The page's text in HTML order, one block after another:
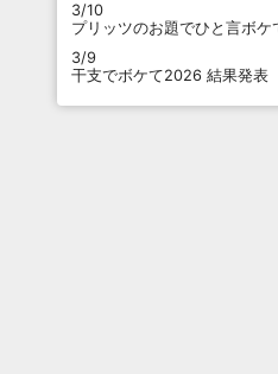
3/10
プリッツのお題でひと言ボケ
3/9
干支でボケて2026 結果発表